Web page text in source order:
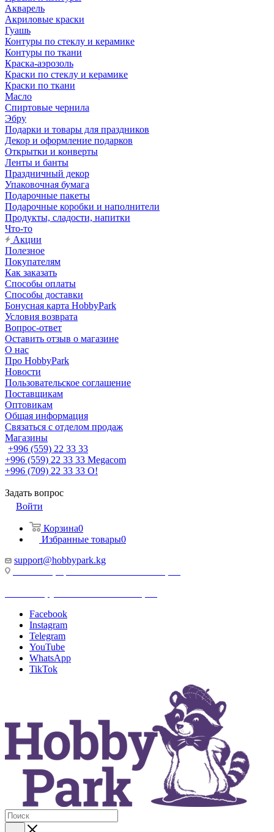
Акварель
Акриловые краски
Гуашь
Контуры по стеклу и керамике
Контуры по ткани
Краска-аэрозоль
Краски по стеклу и керамике
Краски по ткани
Масло
Спиртовые чернила
Эбру
Подарки и товары для праздников
Декор и оформление подарков
Открытки и конверты
Ленты и банты
Праздничный декор
Упаковочная бумага
Подарочные пакеты
Подарочные коробки и наполнители
Продукты, сладости, напитки
Что-то
Акции
Полезное
Покупателям
Как заказать
Способы оплаты
Способы доставки
Бонусная карта HobbyPark
Условия возврата
Вопрос-ответ
Оставить отзыв о магазине
О нас
Про HobbyPark
Новости
Пользовательское соглашение
Поставщикам
Оптовикам
Общая информация
Связаться с отделом продаж
Магазины
+996 (559) 22 33 33
+996 (559) 22 33 33 Megacom
+996 (709) 22 33 33 O!
Задать вопрос
Войти
Корзина0
Избранные товары0
support@hobbypark.kg
Facebook
Instagram
Telegram
YouTube
WhatsApp
TikTok